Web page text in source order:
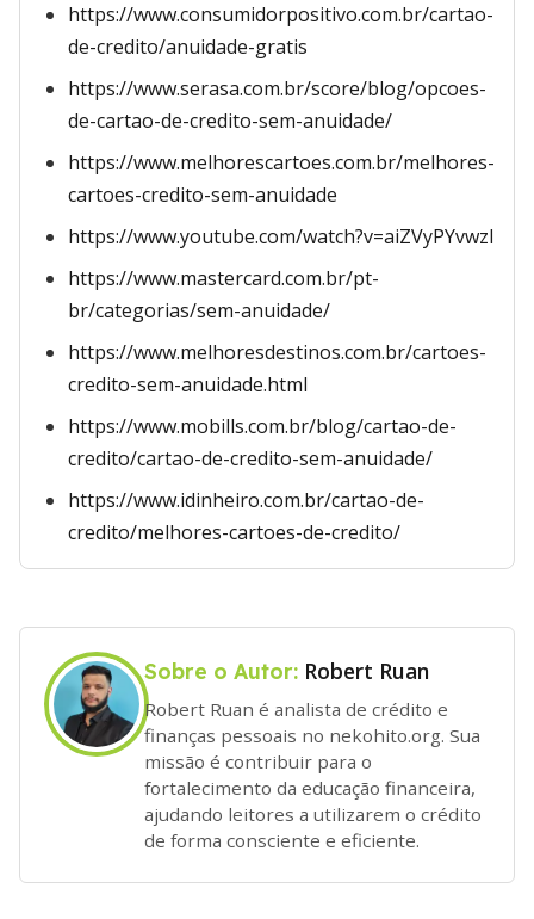
https://www.consumidorpositivo.com.br/cartao-
de-credito/anuidade-gratis
https://www.serasa.com.br/score/blog/opcoes-
de-cartao-de-credito-sem-anuidade/
https://www.melhorescartoes.com.br/melhores-
cartoes-credito-sem-anuidade
https://www.youtube.com/watch?v=aiZVyPYvwzI
https://www.mastercard.com.br/pt-
br/categorias/sem-anuidade/
https://www.melhoresdestinos.com.br/cartoes-
credito-sem-anuidade.html
https://www.mobills.com.br/blog/cartao-de-
credito/cartao-de-credito-sem-anuidade/
https://www.idinheiro.com.br/cartao-de-
credito/melhores-cartoes-de-credito/
Sobre o Autor: Robert Ruan
Robert Ruan é analista de crédito e
finanças pessoais no nekohito.org. Sua
missão é contribuir para o
fortalecimento da educação financeira,
ajudando leitores a utilizarem o crédito
de forma consciente e eficiente.